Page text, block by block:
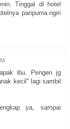
Tinggal di hotel
paripurna.ngiri
ibu. Pengen jg
kecil" lagi sambil
ya, sampai